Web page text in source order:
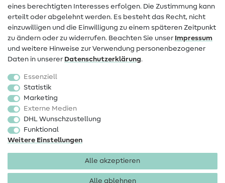
Widerrufsrecht
Beliebt
Stoffe
Sale
Schnittmuster
eines berechtigten Interesses erfolgen. Die Zustimmung kann
erteilt oder abgelehnt werden. Es besteht das Recht, nicht
einzuwilligen und die Einwilligung zu einem späteren Zeitpunkt
zu ändern oder zu widerrufen. Beachten Sie unser Impressum
und weitere Hinweise zur Verwendung personenbezogener
Daten in unserer Daten­schutz­erklärung.
Essenziell
Statistik
Marketing
Externe Medien
DHL Wunschzustellung
Funktional
Weitere Einstellungen
Alle akzeptieren
Alle ablehnen
Impressum Datenschutz
AGB